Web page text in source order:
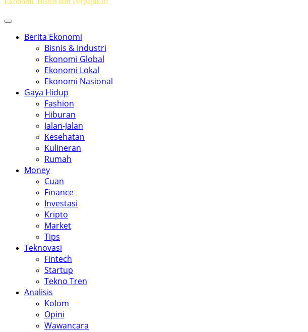
Berita Ekonomi
Bisnis & Industri
Ekonomi Global
Ekonomi Lokal
Ekonomi Nasional
Gaya Hidup
Fashion
Hiburan
Jalan-Jalan
Kesehatan
Kulineran
Rumah
Money
Cuan
Finance
Investasi
Kripto
Market
Tips
Teknovasi
Fintech
Startup
Tekno Tren
Analisis
Kolom
Opini
Wawancara